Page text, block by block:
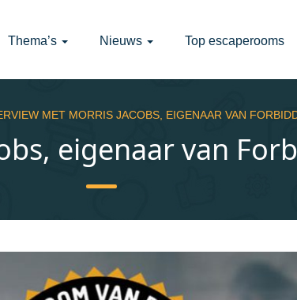
Thema’s Nieuws Top escaperooms
MET MORRIS JACOBS, EIGENAAR VAN
eigenaar van